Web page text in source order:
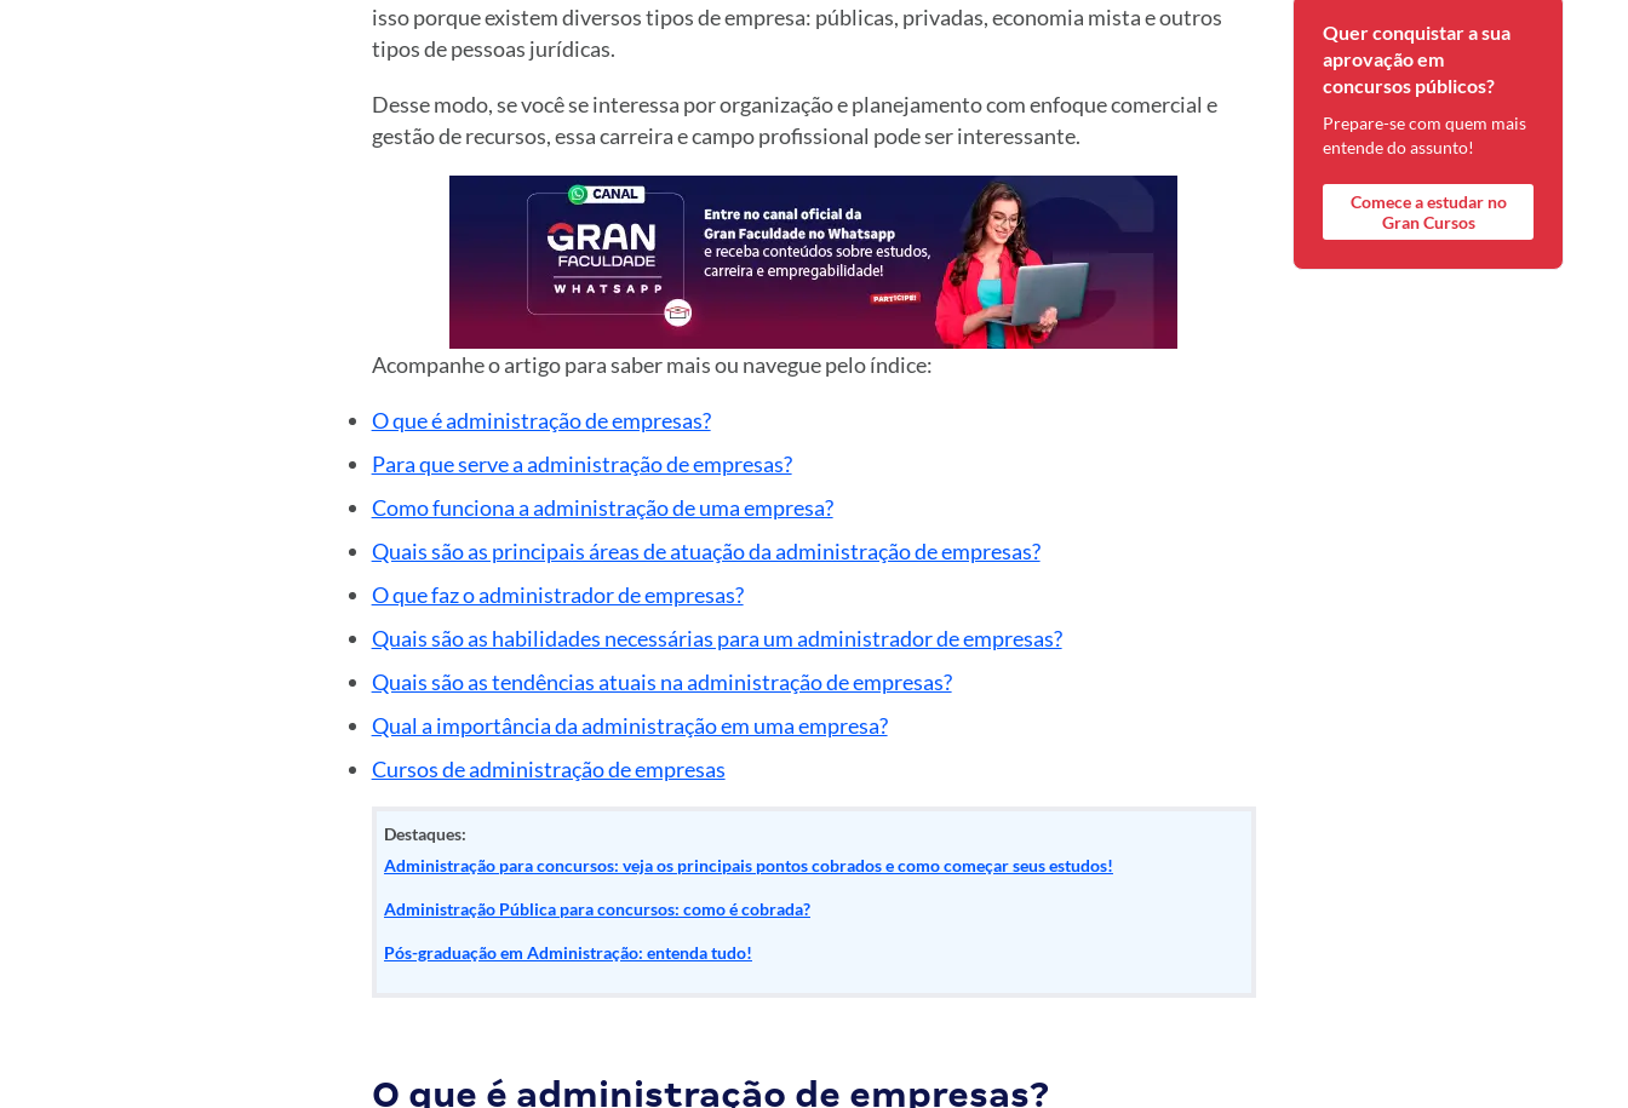
isso porque existem diversos tipos de empresa: públicas, privadas, economia mista e outros
tipos de pessoas jurídicas.
Desse modo, se você se interessa por organização e planejamento com enfoque comercial e
gestão de recursos, essa carreira e campo profissional pode ser interessante.
Acompanhe o artigo para saber mais ou navegue pelo índice:
O que é administração de empresas?
Para que serve a administração de empresas?
Como funciona a administração de uma empresa?
Quais são as principais áreas de atuação da administração de empresas?
O que faz o administrador de empresas?
Quais são as habilidades necessárias para um administrador de empresas?
Quais são as tendências atuais na administração de empresas?
Qual a importância da administração em uma empresa?
Cursos de administração de empresas
Destaques:
Administração para concursos: veja os principais pontos cobrados e como começar seus estudos!
Administração Pública para concursos: como é cobrada?
Pós-graduação em Administração: entenda tudo!
O que é administração de empresas?
Quer conquistar a sua
aprovação em
concursos públicos?
Prepare-se com quem mais
entende do assunto!
Comece a estudar no
Gran Cursos